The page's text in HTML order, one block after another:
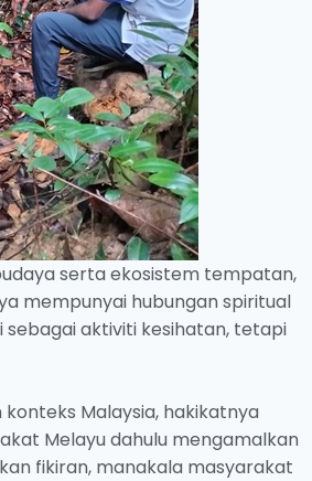
serta ekosistem tempatan,
mempunyai hubungan spiritual
sebagai aktiviti kesihatan, tetapi
Malaysia, hakikatnya
Melayu dahulu mengamalkan
fikiran, manakala masyarakat